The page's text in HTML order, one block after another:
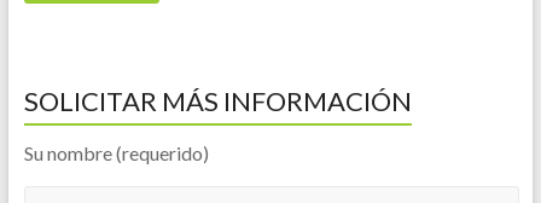
SOLICITAR MÁS INFORMACIÓN
Su nombre (requerido)